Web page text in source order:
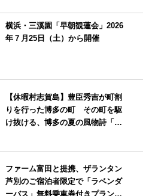
横浜・三溪園「早朝観蓮会」2026
年７月25日（土）から開催
【休暇村志賀島】豊臣秀吉が町割
りを行った博多の町 その町を駆
け抜ける、博多の夏の風物詩「博
ファーム富田と提携、ザランタン
芦別のご宿泊者限定で「ラベンダ
ーバス」無料乗車券付きプランを